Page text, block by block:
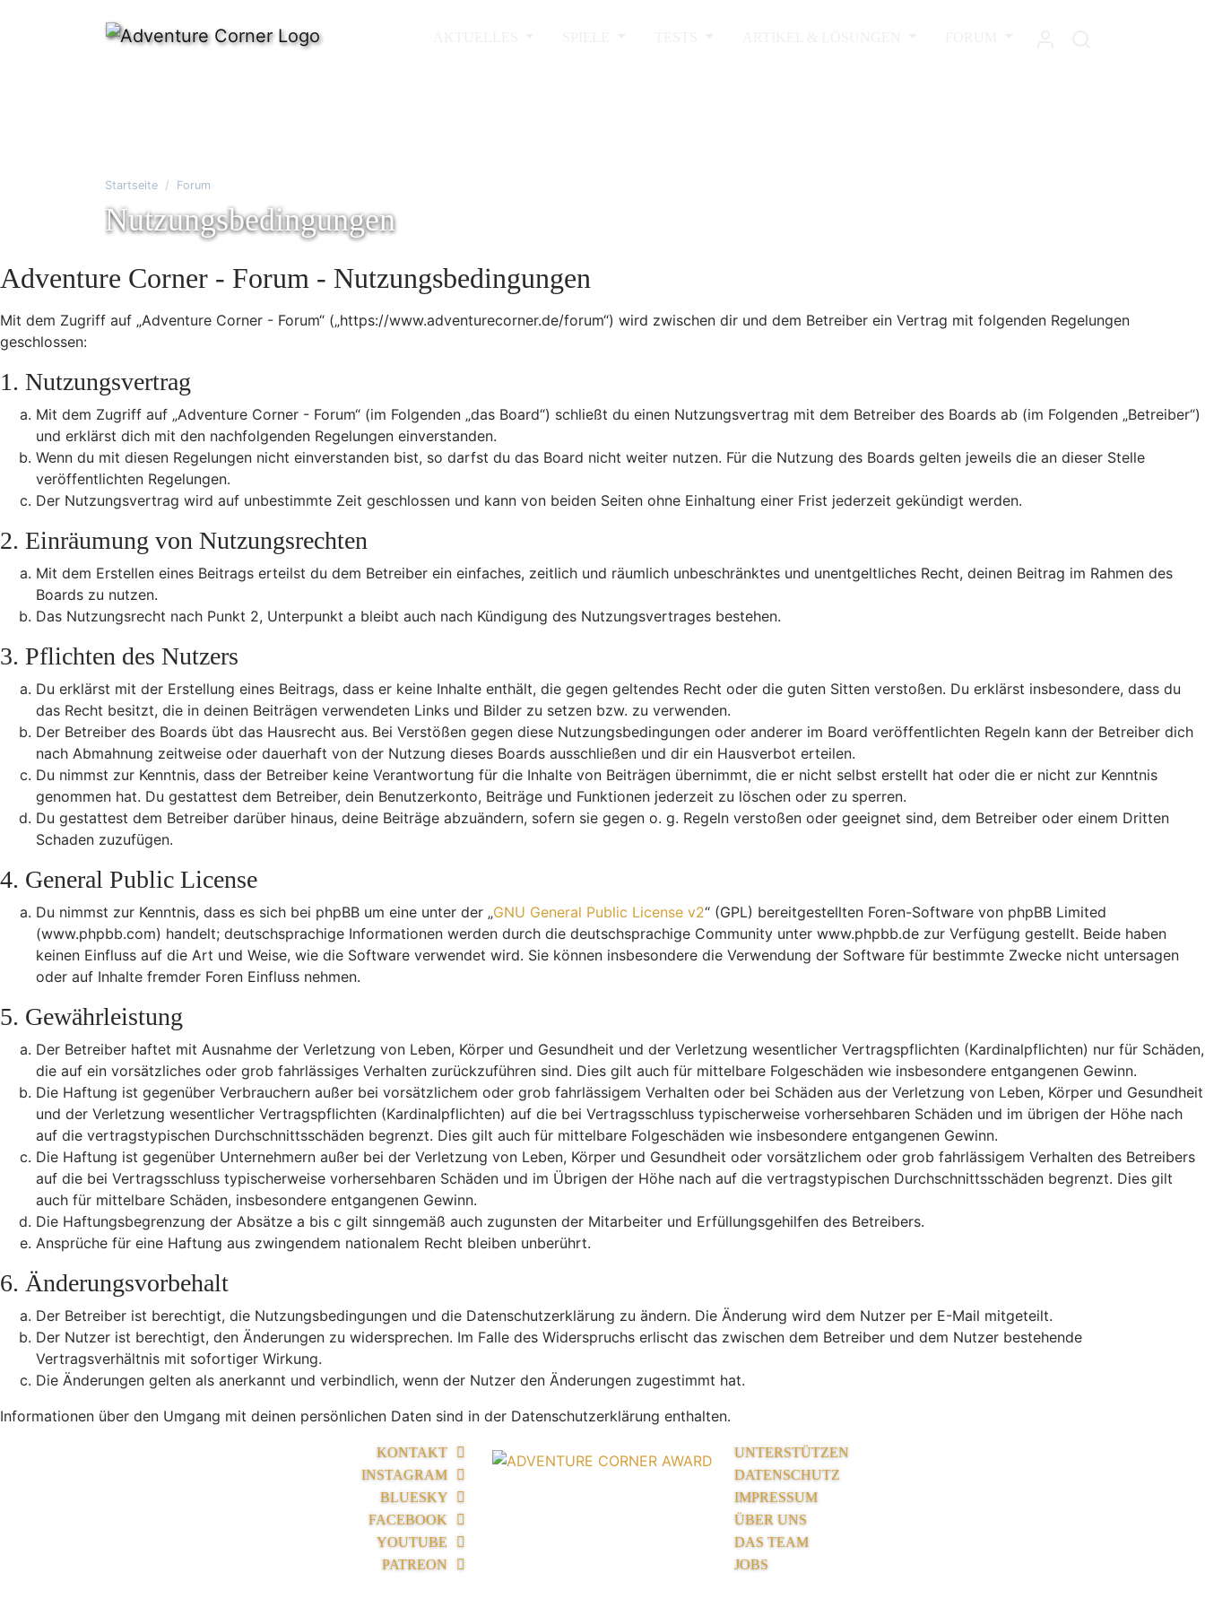
Startseite Forum
Nutzungsbedingungen
Adventure Corner - Forum - Nutzungsbedingungen
Mit dem Zugriff auf „Adventure Corner - Forum“ („https://www.adventurecorner.de/forum“) wird zwischen dir und dem Betreiber ein Vertrag mit folgenden Regelungen
geschlossen:
1. Nutzungsvertrag
Mit dem Zugriff auf „Adventure Corner - Forum“ (im Folgenden „das Board“) schließt du einen Nutzungsvertrag mit dem Betreiber des Boards ab (im Folgenden „Betreiber“)
und erklärst dich mit den nachfolgenden Regelungen einverstanden.
Wenn du mit diesen Regelungen nicht einverstanden bist, so darfst du das Board nicht weiter nutzen. Für die Nutzung des Boards gelten jeweils die an dieser Stelle
veröffentlichten Regelungen.
Der Nutzungsvertrag wird auf unbestimmte Zeit geschlossen und kann von beiden Seiten ohne Einhaltung einer Frist jederzeit gekündigt werden.
2. Einräumung von Nutzungsrechten
Mit dem Erstellen eines Beitrags erteilst du dem Betreiber ein einfaches, zeitlich und räumlich unbeschränktes und unentgeltliches Recht, deinen Beitrag im Rahmen des
Boards zu nutzen.
Das Nutzungsrecht nach Punkt 2, Unterpunkt a bleibt auch nach Kündigung des Nutzungsvertrages bestehen.
3. Pflichten des Nutzers
Du erklärst mit der Erstellung eines Beitrags, dass er keine Inhalte enthält, die gegen geltendes Recht oder die guten Sitten verstoßen. Du erklärst insbesondere, dass du
das Recht besitzt, die in deinen Beiträgen verwendeten Links und Bilder zu setzen bzw. zu verwenden.
Der Betreiber des Boards übt das Hausrecht aus. Bei Verstößen gegen diese Nutzungsbedingungen oder anderer im Board veröffentlichten Regeln kann der Betreiber dich
nach Abmahnung zeitweise oder dauerhaft von der Nutzung dieses Boards ausschließen und dir ein Hausverbot erteilen.
Du nimmst zur Kenntnis, dass der Betreiber keine Verantwortung für die Inhalte von Beiträgen übernimmt, die er nicht selbst erstellt hat oder die er nicht zur Kenntnis
genommen hat. Du gestattest dem Betreiber, dein Benutzerkonto, Beiträge und Funktionen jederzeit zu löschen oder zu sperren.
Du gestattest dem Betreiber darüber hinaus, deine Beiträge abzuändern, sofern sie gegen o. g. Regeln verstoßen oder geeignet sind, dem Betreiber oder einem Dritten
Schaden zuzufügen.
4. General Public License
Du nimmst zur Kenntnis, dass es sich bei phpBB um eine unter der „GNU General Public License v2“ (GPL) bereitgestellten Foren-Software von phpBB Limited
(www.phpbb.com) handelt; deutschsprachige Informationen werden durch die deutschsprachige Community unter www.phpbb.de zur Verfügung gestellt. Beide haben
keinen Einfluss auf die Art und Weise, wie die Software verwendet wird. Sie können insbesondere die Verwendung der Software für bestimmte Zwecke nicht untersagen
oder auf Inhalte fremder Foren Einfluss nehmen.
5. Gewährleistung
Der Betreiber haftet mit Ausnahme der Verletzung von Leben, Körper und Gesundheit und der Verletzung wesentlicher Vertragspflichten (Kardinalpflichten) nur für Schäden,
die auf ein vorsätzliches oder grob fahrlässiges Verhalten zurückzuführen sind. Dies gilt auch für mittelbare Folgeschäden wie insbesondere entgangenen Gewinn.
Die Haftung ist gegenüber Verbrauchern außer bei vorsätzlichem oder grob fahrlässigem Verhalten oder bei Schäden aus der Verletzung von Leben, Körper und Gesundheit
und der Verletzung wesentlicher Vertragspflichten (Kardinalpflichten) auf die bei Vertragsschluss typischerweise vorhersehbaren Schäden und im übrigen der Höhe nach
auf die vertragstypischen Durchschnittsschäden begrenzt. Dies gilt auch für mittelbare Folgeschäden wie insbesondere entgangenen Gewinn.
Die Haftung ist gegenüber Unternehmern außer bei der Verletzung von Leben, Körper und Gesundheit oder vorsätzlichem oder grob fahrlässigem Verhalten des Betreibers
auf die bei Vertragsschluss typischerweise vorhersehbaren Schäden und im Übrigen der Höhe nach auf die vertragstypischen Durchschnittsschäden begrenzt. Dies gilt
auch für mittelbare Schäden, insbesondere entgangenen Gewinn.
Die Haftungsbegrenzung der Absätze a bis c gilt sinngemäß auch zugunsten der Mitarbeiter und Erfüllungsgehilfen des Betreibers.
Ansprüche für eine Haftung aus zwingendem nationalem Recht bleiben unberührt.
6. Änderungsvorbehalt
Der Betreiber ist berechtigt, die Nutzungsbedingungen und die Datenschutzerklärung zu ändern. Die Änderung wird dem Nutzer per E-Mail mitgeteilt.
Der Nutzer ist berechtigt, den Änderungen zu widersprechen. Im Falle des Widerspruchs erlischt das zwischen dem Betreiber und dem Nutzer bestehende
Vertragsverhältnis mit sofortiger Wirkung.
Die Änderungen gelten als anerkannt und verbindlich, wenn der Nutzer den Änderungen zugestimmt hat.
Informationen über den Umgang mit deinen persönlichen Daten sind in der Datenschutzerklärung enthalten.
KONTAKT
INSTAGRAM
BLUESKY
FACEBOOK
YOUTUBE
PATREON
UNTERSTÜTZEN
DATENSCHUTZ
IMPRESSUM
ÜBER UNS
DAS TEAM
JOBS